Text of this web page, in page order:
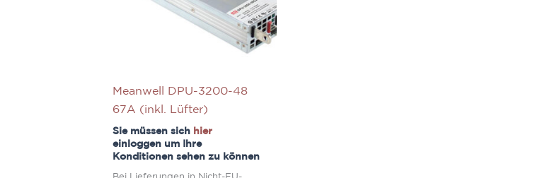
Meanwell DPU-3200-48
67A (inkl. Lüfter)
Sie müssen sich hier
einloggen um Ihre
Konditionen sehen zu können